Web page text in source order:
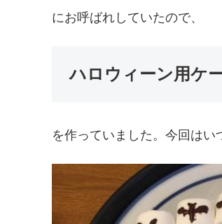
にお呼ばれしていたので、
ハロウィーン用ケ
を作っていました。今回はい